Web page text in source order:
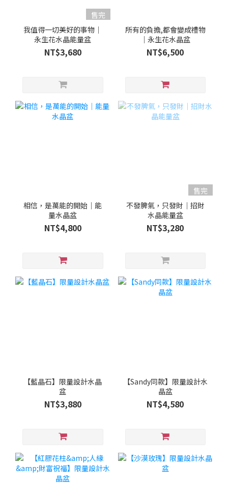
售完
我值得一切美好的事物｜
永生花水晶能量盆
NT$3,680
所有的負擔,都會變成禮物
｜永生花水晶盆
NT$6,500
相信，是萬能的開始｜能
量水晶盆
NT$4,800
售完
不發脾氣，只發財｜招財
水晶能量盆
NT$3,280
【藍晶石】限量設計水晶
盆
NT$3,880
【Sandy同款】限量設計水
晶盆
NT$4,580